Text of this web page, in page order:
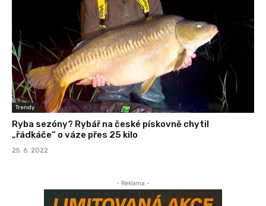
Trendy
Ryba sezóny? Rybář na české pískovně chytil
„řádkáče“ o váze přes 25 kilo
25. 6. 2022
- Reklama -